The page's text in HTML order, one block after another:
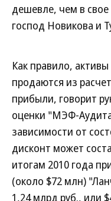
дешевле, чем в свое
господ Новикова и
Как правило,
продаются из
прибыли, говорит
оценки "МЭФ-
зависимости от
дисконт может
итогам 2010 года
(около $72 млн)
1,24 млрд руб., или